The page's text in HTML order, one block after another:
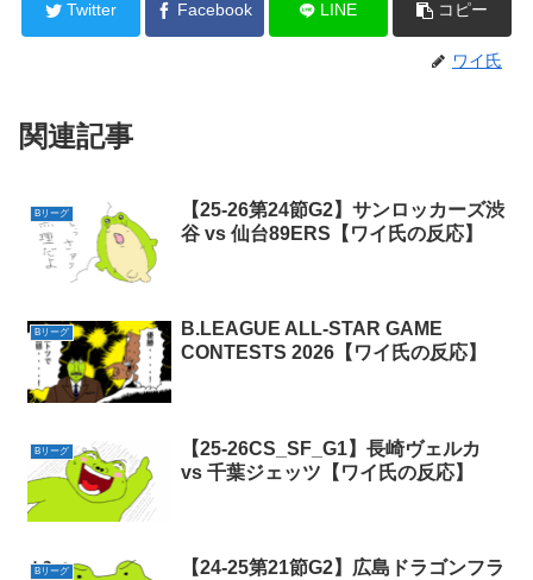
Twitter Facebook LINE コピー
ワイ氏
関連記事
Bリーグ
【25-26第24節G2】サンロッカーズ渋
谷 vs 仙台89ERS【ワイ氏の反応】
Bリーグ
B.LEAGUE ALL-STAR GAME
CONTESTS 2026【ワイ氏の反応】
Bリーグ
【25-26CS_SF_G1】長崎ヴェルカ
vs 千葉ジェッツ【ワイ氏の反応】
Bリーグ
【24-25第21節G2】広島ドラゴンフラ